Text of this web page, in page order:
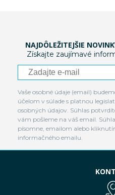
NAJDÔLEŽITEJŠIE
Získajte zaujímavé
Vaše osobné údaje (email)
účelom v súlade s platnou
osobných údajov. Súhlas
vám pošleme na váš email.
písomne, emailom alebo
informačného emailu.